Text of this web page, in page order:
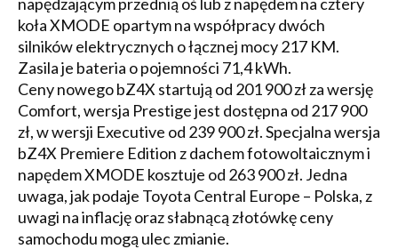
koła XMODE opartym na współpracy dwóch
silników elektrycznych o łącznej mocy 217 KM.
Zasila je bateria o pojemności 71,4 kWh.
Ceny nowego bZ4X startują od 201 900 zł za wersję
Comfort, wersja Prestige jest dostępna od 217 900
zł, w wersji Executive od 239 900 zł. Specjalna wersja
bZ4X Premiere Edition z dachem fotowoltaicznym i
napędem XMODE kosztuje od 263 900 zł. Jedna
uwaga, jak podaje Toyota Central Europe – Polska, z
uwagi na inflację oraz słabnącą złotówkę ceny
samochodu mogą ulec zmianie.